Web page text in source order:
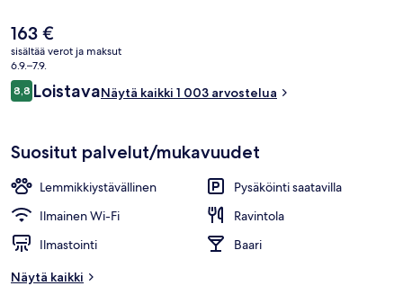
yhteydet sijaitsevat vain lyhyen kävelymatkan päässä: La Luz - La
Pazin metroasema sijaitsee 13 minuutin ja El Torcalin metroasema 13
minuutin kävelymatkan päässä.
Nykyinen
hinta
on
163 €
163 €
sisältää verot ja maksut
6.9.–7.9.
Arvostelut
8,88,8 kautta 10.
LoistavaNäytä kaikki 1 003 arvostelua
Suositut palvelut/mukavuudet
Lemmikkiystävällinen
Pysäköinti saatavilla
Ilmainen Wi-Fi
Ravintola
Ilmastointi
Baari
Näytä kaikki